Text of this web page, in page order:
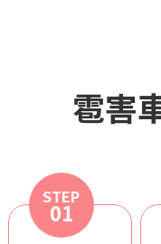
雹害
STEP
01